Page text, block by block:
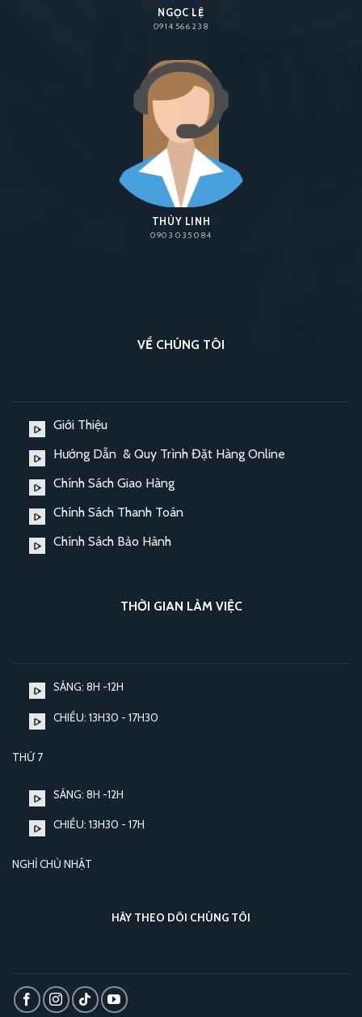
NGỌC LỆ
0914 566 238
THÙY LINH
0903 035 084
VỀ CHÚNG TÔI
Giới Thiệu
Hướng Dẫn & Quy Trình Đặt Hàng Online
Chính Sách Giao Hàng
Chính Sách Thanh Toán
Chính Sách Bảo Hành
THỜI GIAN LÀM VIỆC
SÁNG: 8H -12H
CHIỀU: 13H30 - 17H30
THỨ 7
SÁNG: 8H -12H
CHIỀU: 13H30 - 17H
NGHỈ CHỦ NHẬT
HÃY THEO DÕI CHÚNG TÔI